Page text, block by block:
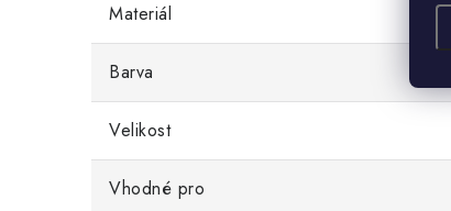
Materiál
Barva
Velikost
Vhodné pro